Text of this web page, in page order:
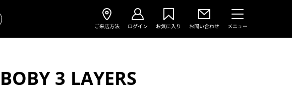
ご来店方法 ログイン お気に入り お問い合わせ メニュー
BOBY 3 LAYERS